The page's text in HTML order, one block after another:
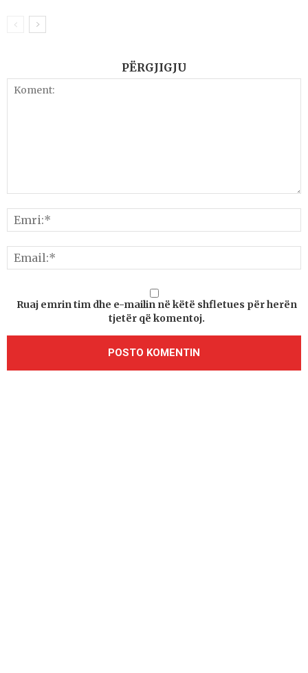
PËRGJIGJU
Ruaj emrin tim dhe e-mailin në këtë shfletues për herën
tjetër që komentoj.